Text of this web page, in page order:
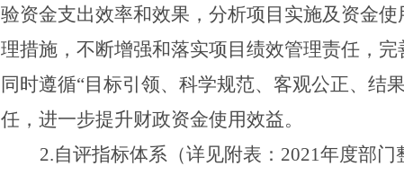
验资金支出效率和效果，分析项目实施及资金
理措施，不断增强和落实项目绩效管理责任，
同时遵循“目标引领、科学规范、客观公正、结
任，进一步提升财政资金使用效益。
2.自评指标体系（详见附表： 2021年度部门